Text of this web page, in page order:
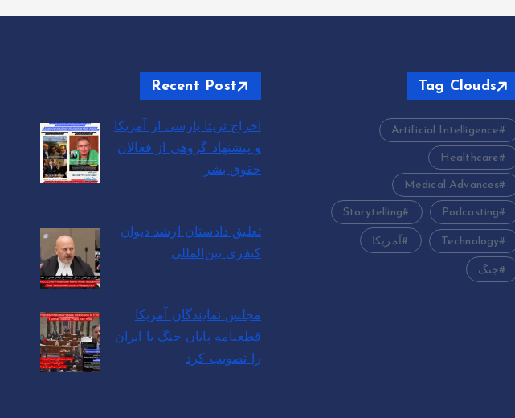
Tag Clouds
Artificial Intelligence
Healthcare
Medical Advances
Podcasting
Storytelling
Technology آمریکا
جنگ
Recent Post
اخراج تریتا پارسی از آمریکا
و پیشنهاد گروهی از فعالان
حقوق بشر
تعلیق دادستان ارشد دیوان
کیفری بین‌المللی
مجلس نمایندگان آمریکا
قطعنامه پایان جنگ با ایران
را تصویب کرد